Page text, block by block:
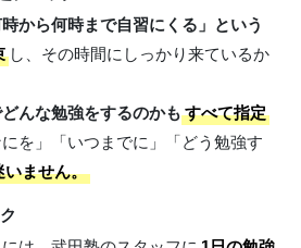
から何時まで自習にくる」という
し、その時間にしっかり来ているか
んな勉強をするのかも すべて指定
を」「いつまでに」「どう勉強す
いません。